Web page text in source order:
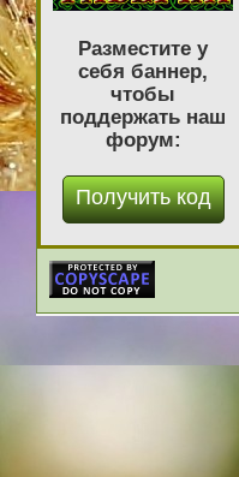
Разместите у
себя баннер,
чтобы
поддержать наш
форум: